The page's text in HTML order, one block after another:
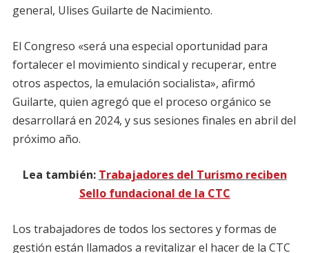
general, Ulises Guilarte de Nacimiento.
El Congreso «será una especial oportunidad para
fortalecer el movimiento sindical y recuperar, entre
otros aspectos, la emulación socialista», afirmó
Guilarte, quien agregó que el proceso orgánico se
desarrollará en 2024, y sus sesiones finales en abril del
próximo año.
Lea también: Trabajadores del Turismo reciben
Sello fundacional de la CTC
Los trabajadores de todos los sectores y formas de
gestión están llamados a revitalizar el hacer de la CTC